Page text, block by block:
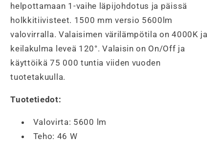
helpottamaan 1-vaihe läpijohdotus ja päissä
holkkitiivisteet. 1500 mm versio 5600lm
valovirralla. Valaisimen värilämpötila on 4000K ja
keilakulma leveä 120°. Valaisin on On/Off ja
käyttöikä 75 000 tuntia viiden vuoden
tuotetakuulla.
Tuotetiedot:
Valovirta: 5600 lm
Teho: 46 W